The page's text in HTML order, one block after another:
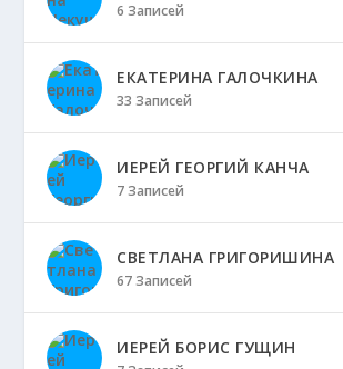
6 Записей
ЕКАТЕРИНА ГАЛОЧКИНА
33 Записей
ИЕРЕЙ ГЕОРГИЙ КАНЧА
7 Записей
СВЕТЛАНА ГРИГОРИШИНА
67 Записей
ИЕРЕЙ БОРИС ГУЩИН